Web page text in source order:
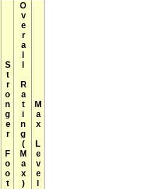
Stronger FootOverall Rating(Max)Max Level